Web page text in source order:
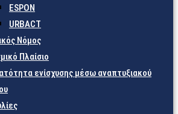
ESPON
URBACT
Νόμος
Πλαίσιο
ενίσχυσης μέσω αναπτυξιακού